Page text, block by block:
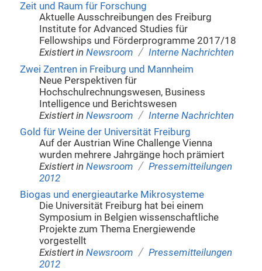
Zeit und Raum für Forschung
Aktuelle Ausschreibungen des Freiburg
Institute for Advanced Studies für
Fellowships und Förderprogramme 2017/18
Existiert in Newsroom / Interne Nachrichten
Zwei Zentren in Freiburg und Mannheim
Neue Perspektiven für
Hochschulrechnungswesen, Business
Intelligence und Berichtswesen
Existiert in Newsroom / Interne Nachrichten
Gold für Weine der Universität Freiburg
Auf der Austrian Wine Challenge Vienna
wurden mehrere Jahrgänge hoch prämiert
Existiert in Newsroom / Pressemitteilungen
2012
Biogas und energieautarke Mikrosysteme
Die Universität Freiburg hat bei einem
Symposium in Belgien wissenschaftliche
Projekte zum Thema Energiewende
vorgestellt
Existiert in Newsroom / Pressemitteilungen
2012